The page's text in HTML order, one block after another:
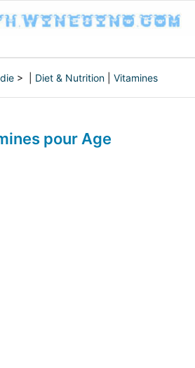
> | Diet & Nutrition Vitamines
pour Age